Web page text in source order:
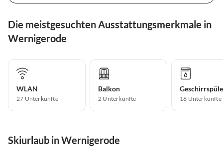
Die meistgesuchten Ausstattungsmerkmale in
Wernigerode
WLAN
27 Unterkünfte
Balkon
2 Unterkünfte 16 Unterkünfte
Skiurlaub in Wernigerode